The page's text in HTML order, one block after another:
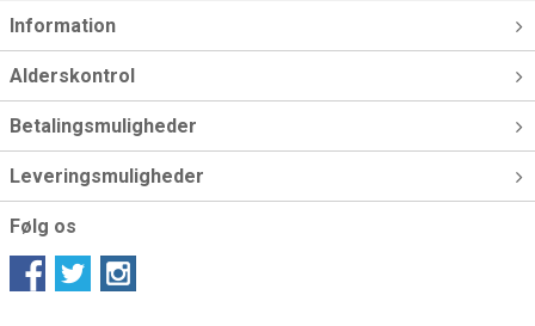
Information
Alderskontrol
Betalingsmuligheder
Leveringsmuligheder
Følg os